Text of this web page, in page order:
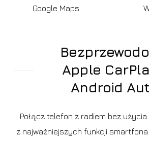
Google Maps
Apple
Android
Połącz telefon z radiem bez
z najważniejszych funkcji